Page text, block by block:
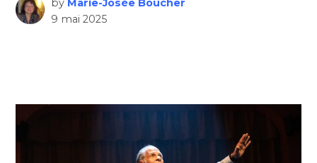
by Marie-Josée Boucher
9 mai 2025